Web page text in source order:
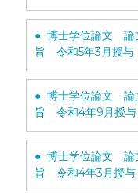
● 博士学位論文 論
旨 令和5年3月授与
● 博士学位論文 論
旨 令和4年9月授与
● 博士学位論文 論
旨 令和4年3月授与